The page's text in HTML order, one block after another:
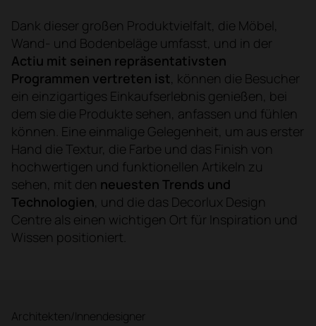
Dank dieser großen Produktvielfalt, die Möbel,
Wand- und Bodenbeläge umfasst, und in der
Actiu mit seinen repräsentativsten
Programmen vertreten ist, können die Besucher
ein einzigartiges Einkaufserlebnis genießen, bei
dem sie die Produkte sehen, anfassen und fühlen
können. Eine einmalige Gelegenheit, um aus erster
Hand die Textur, die Farbe und das Finish von
hochwertigen und funktionellen Artikeln zu
sehen, mit den neuesten Trends und
Technologien, und die das Decorlux Design
Centre als einen wichtigen Ort für Inspiration und
Wissen positioniert.
Architekten/Innendesigner